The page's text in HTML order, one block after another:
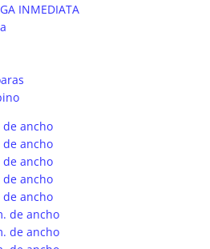
INMEDIATA
ancho
ancho
ancho
ancho
ancho
de ancho
de ancho